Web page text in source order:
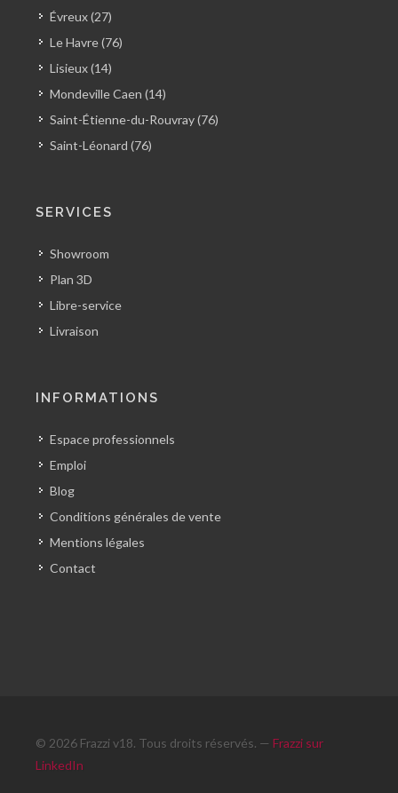
Évreux (27)
Le Havre (76)
Lisieux (14)
Mondeville Caen (14)
Saint-Étienne-du-Rouvray (76)
Saint-Léonard (76)
SERVICES
Showroom
Plan 3D
Libre-service
Livraison
INFORMATIONS
Espace professionnels
Emploi
Blog
Conditions générales de vente
Mentions légales
Contact
© 2026 Frazzi v18. Tous droits réservés. — Frazzi sur
LinkedIn